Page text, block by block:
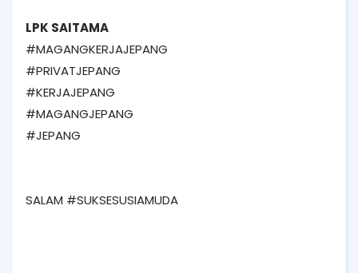
LPK SAITAMA
#MAGANGKERJAJEPANG
#PRIVATJEPANG
#KERJAJEPANG
#MAGANGJEPANG
#JEPANG
SALAM #SUKSESUSIAMUDA